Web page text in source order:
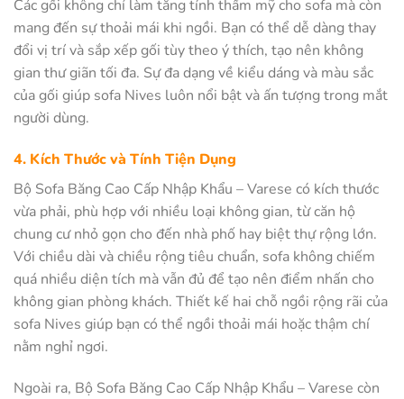
Các gối không chỉ làm tăng tính thẩm mỹ cho sofa mà còn
mang đến sự thoải mái khi ngồi. Bạn có thể dễ dàng thay
đổi vị trí và sắp xếp gối tùy theo ý thích, tạo nên không
gian thư giãn tối đa. Sự đa dạng về kiểu dáng và màu sắc
của gối giúp sofa Nives luôn nổi bật và ấn tượng trong mắt
người dùng.
4. Kích Thước và Tính Tiện Dụng
Bộ Sofa Băng Cao Cấp Nhập Khẩu – Varese có kích thước
vừa phải, phù hợp với nhiều loại không gian, từ căn hộ
chung cư nhỏ gọn cho đến nhà phố hay biệt thự rộng lớn.
Với chiều dài và chiều rộng tiêu chuẩn, sofa không chiếm
quá nhiều diện tích mà vẫn đủ để tạo nên điểm nhấn cho
không gian phòng khách. Thiết kế hai chỗ ngồi rộng rãi của
sofa Nives giúp bạn có thể ngồi thoải mái hoặc thậm chí
nằm nghỉ ngơi.
Ngoài ra, Bộ Sofa Băng Cao Cấp Nhập Khẩu – Varese còn